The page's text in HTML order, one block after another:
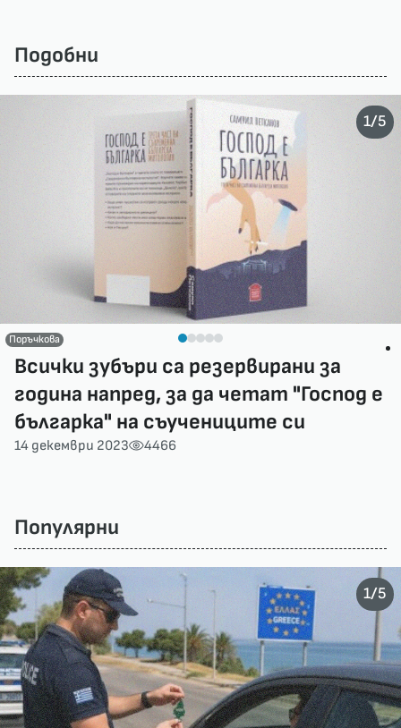
Подобни
Поръчкова
Всички зубъри са резервирани за
година напред, за да четат "Господ е
българка" на съучениците си
14 декември 2023 4466
1/5
Популярни
1/5